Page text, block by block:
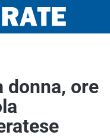
donna, ore